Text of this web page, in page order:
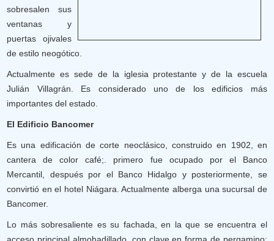
sobresalen sus
ventanas y
puertas ojivales
de estilo neogótico.
Actualmente es sede de la iglesia protestante y de la escuela
Julián Villagrán. Es considerado uno de los edificios más
importantes del estado.
El Edificio Bancomer
Es una edificación de corte neoclásico, construido en 1902, en
cantera de color café;. primero fue ocupado por el Banco
Mercantil, después por el Banco Hidalgo y posteriormente, se
convirtió en el hotel Niágara. Actualmente alberga una sucursal de
Bancomer.
Lo más sobresaliente es su fachada, en la que se encuentra el